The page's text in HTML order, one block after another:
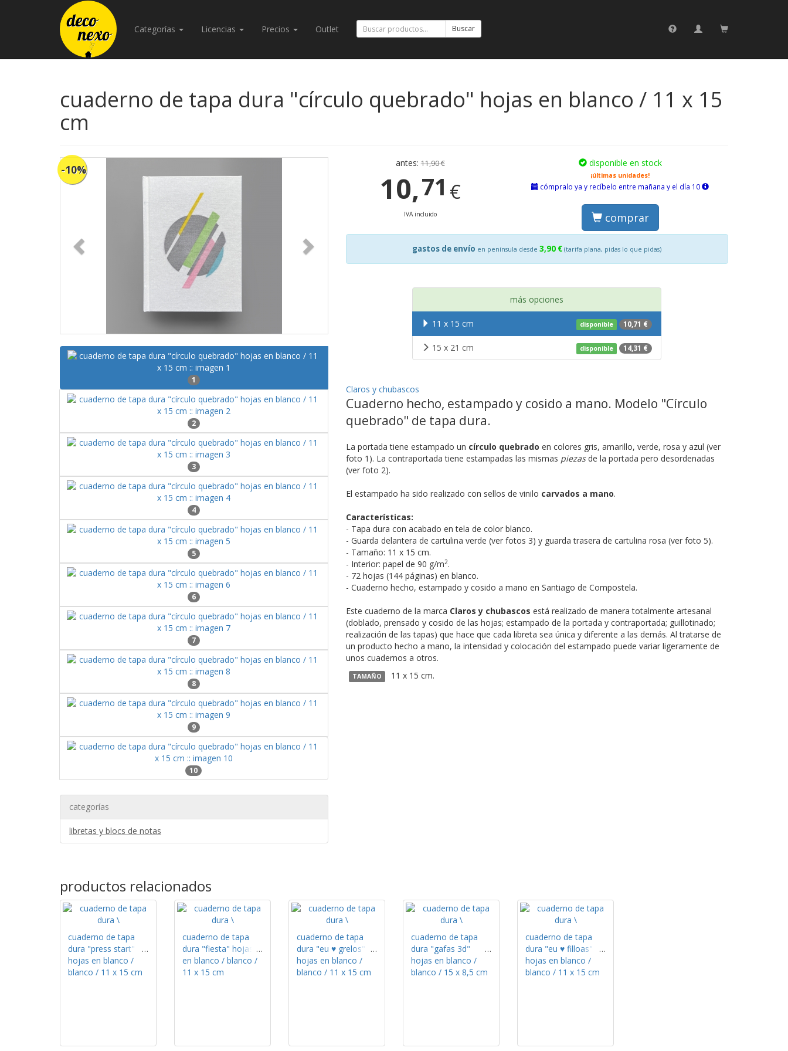
Categorías Licencias Precios Outlet Buscar
cuaderno de tapa dura "círculo quebrado" hojas en blanco / 11 x 15
cm
-10%
1
2
3
4
5
6
7
8
9
10
categorías
libretas y blocs de notas
antes:11,90 €
10,71 €
IVA incluido
disponible en stock
¡últimas unidades!
cómpralo ya y recíbelo entre mañana y el día 10
comprar
gastos de envío en península desde 3,90 € (tarifa plana, pidas lo que pidas)
más opciones
disponible 10,71 €
11 x 15 cm
disponible 14,31 €
15 x 21 cm
Claros y chubascos
Cuaderno hecho, estampado y cosido a mano. Modelo "Círculo
quebrado" de tapa dura.
La portada tiene estampado un círculo quebrado en colores gris, amarillo, verde, rosa y azul (ver
foto 1). La contraportada tiene estampadas las mismas piezasde la portada pero desordenadas
(ver foto 2).
El estampado ha sido realizado con sellos de vinilo carvados a mano.
Características:
- Tapa dura con acabado en tela de color blanco.
- Guarda delantera de cartulina verde (ver fotos 3) y guarda trasera de cartulina rosa (ver foto 5).
- Tamaño: 11 x 15 cm.
- Interior: papel de 90 g/m2.
- 72 hojas (144 páginas) en blanco.
- Cuaderno hecho, estampado y cosido a mano en Santiago de Compostela.
Este cuaderno de la marca Claros y chubascos está realizado de manera totalmente artesanal
(doblado, prensado y cosido de las hojas; estampado de la portada y contraportada; guillotinado;
realización de las tapas) que hace que cada libreta sea única y diferente a las demás. Al tratarse de
un producto hecho a mano, la intensidad y colocación del estampado puede variar ligeramente de
unos cuadernos a otros.
TAMAÑO 11 x 15 cm.
productos relacionados
cuaderno de tapa
dura "press start"
hojas en blanco /
blanco / 11 x 15 cm
cuaderno de tapa
dura "fiesta" hojas
en blanco / blanco /
11 x 15 cm
cuaderno de tapa
dura "eu ♥ grelos"
hojas en blanco /
blanco / 11 x 15 cm
cuaderno de tapa
dura "gafas 3d"
hojas en blanco /
blanco / 15 x 8,5 cm
cuaderno de tapa
dura "eu ♥ filloas"
hojas en blanco /
blanco / 11 x 15 cm